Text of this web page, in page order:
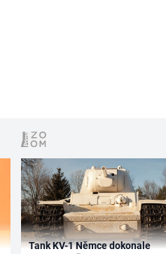
Tank KV-1 Němce dokonale